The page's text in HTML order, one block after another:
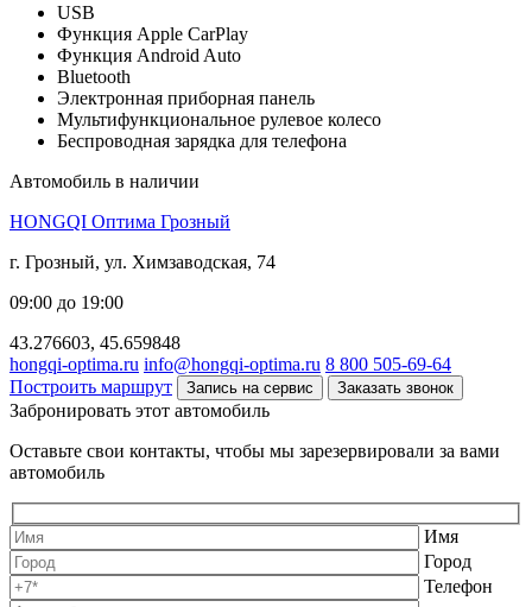
USB
Функция Apple CarPlay
Функция Android Auto
Bluetooth
Электронная приборная панель
Мультифункциональное рулевое колесо
Беспроводная зарядка для телефона
Автомобиль в наличии
HONGQI Оптима Грозный
г. Грозный, ул. Химзаводская, 74
09:00 до 19:00
43.276603, 45.659848
hongqi-optima.ru info@hongqi-optima.ru 8 800 505-69-64
Построить маршрут
Запись на сервис Заказать звонок
Забронировать этот автомобиль
Оставьте свои контакты, чтобы мы зарезервировали за вами
автомобиль
Имя
Город
Телефон